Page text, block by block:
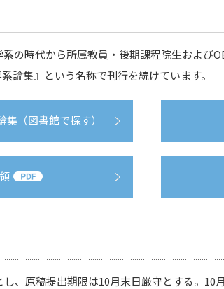
の時代から所属教員・後期課程院生および
論集』という名称で刊行を続けています。
（図書館で探す）
、原稿提出期限は10月末日厳守とする。